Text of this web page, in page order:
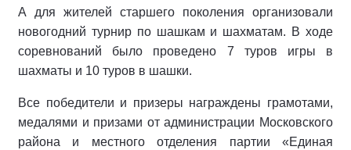
А для жителей старшего поколения организовали
новогодний турнир по шашкам и шахматам. В ходе
соревнований было проведено 7 туров игры в
шахматы и 10 туров в шашки.
Все победители и призеры награждены грамотами,
медалями и призами от администрации Московского
района и местного отделения партии «Единая